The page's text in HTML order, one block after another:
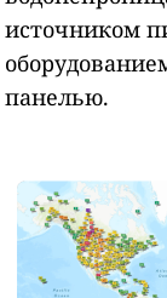
источником
панелью.